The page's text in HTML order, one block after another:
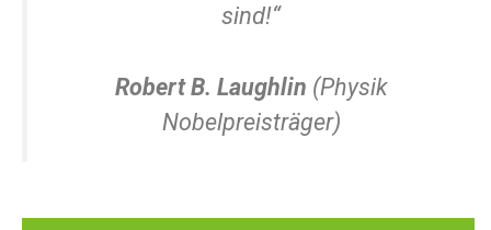
sind!“
Robert B. Laughlin (Physik
Nobelpreisträger)